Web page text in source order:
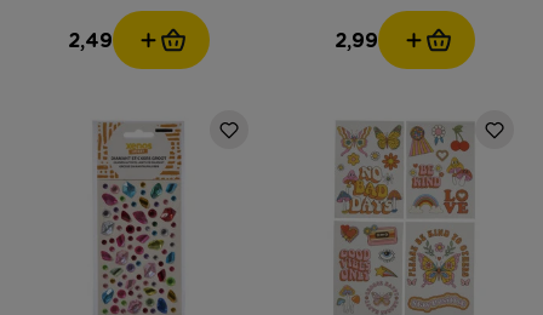
2,49 2,99